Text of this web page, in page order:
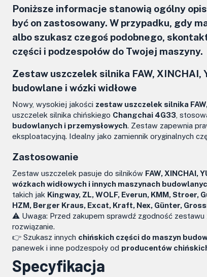
Poniższe informacje stanowią ogólny
być on zastosowany. W przypadku, gdy
albo szukasz czegoś podobnego,
części i podzespołów do Twojej maszyny.
Zestaw uszczelek silnika FAW, XINCHAI,
budowlane i wózki widłowe
Nowy, wysokiej jakości zestaw uszczelek silnika
uszczelek silnika chińskiego Changchai 4G33 ,
budowlanych i przemysłowych. Zestaw zapewnia
eksploatacyjną. Idealny jako zamiennik oryginalnych
Zastosowanie
Zestaw uszczelek pasuje do silników FAW, XINCHAI,
wózkach widłowych i innych maszynach
takich jak Kingway, ZL, WOLF, Everun, KMM,
HZM, Berger Kraus, Excat, Kraft, Nex, Günter,
⚠️ Uwaga: Przed zakupem sprawdź zgodność
rozwiązanie.
👉 Szukasz innych chińskich części do maszyn
panewek i inne podzespoły od producentów
Specyfikacja